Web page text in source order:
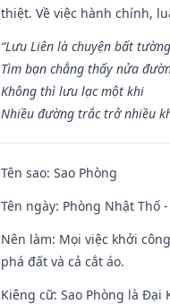
thiệt. Về việc hành chính,
“Lưu Liên là chuyện bất tường
Tìm bạn chẳng thấy nửa
Không thì lưu lạc một khi
Nhiều đường trắc trở nhiều
Tên sao: Sao Phòng
Tên ngày: Phòng Nhật Thố
Nên làm: Mọi việc khởi
phá đất và cả cắt áo.
Kiêng cữ: Sao Phòng là Đại